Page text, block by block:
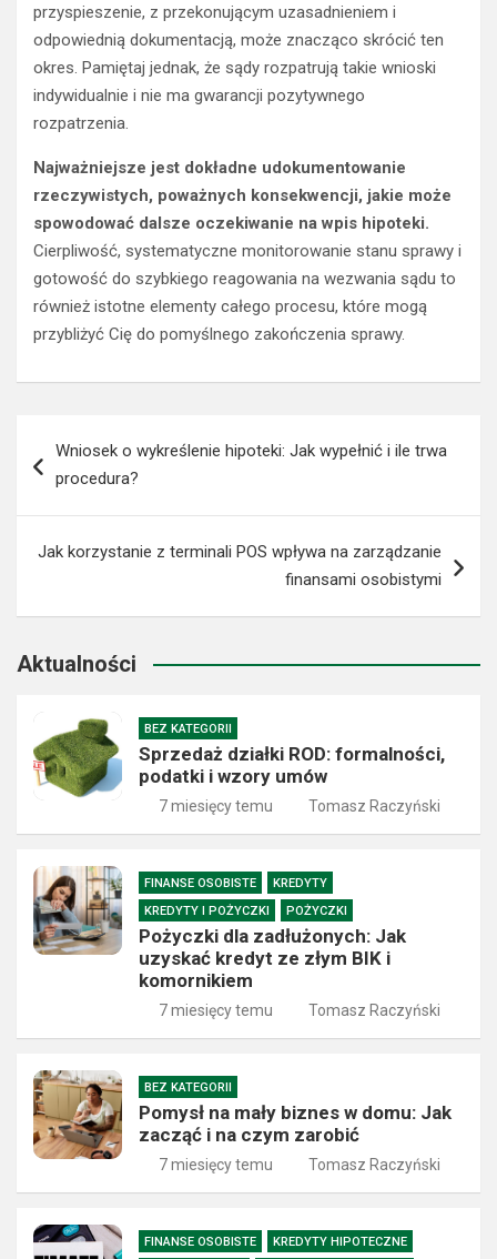
przyspieszenie, z przekonującym uzasadnieniem i
odpowiednią dokumentacją, może znacząco skrócić ten
okres. Pamiętaj jednak, że sądy rozpatrują takie wnioski
indywidualnie i nie ma gwarancji pozytywnego
rozpatrzenia.
Najważniejsze jest dokładne udokumentowanie
rzeczywistych, poważnych konsekwencji, jakie może
spowodować dalsze oczekiwanie na wpis hipoteki.
Cierpliwość, systematyczne monitorowanie stanu sprawy i
gotowość do szybkiego reagowania na wezwania sądu to
również istotne elementy całego procesu, które mogą
przybliżyć Cię do pomyślnego zakończenia sprawy.
wpisu
Wniosek o wykreślenie hipoteki: Jak wypełnić i ile trwa
procedura?
Jak korzystanie z terminali POS wpływa na zarządzanie
finansami osobistymi
Aktualności
BEZ KATEGORII
Sprzedaż działki ROD: formalności,
podatki i wzory umów
7 miesięcy temu Tomasz Raczyński
FINANSE OSOBISTE
KREDYTY
KREDYTY I POŻYCZKI
POŻYCZKI
Pożyczki dla zadłużonych: Jak
uzyskać kredyt ze złym BIK i
komornikiem
7 miesięcy temu Tomasz Raczyński
BEZ KATEGORII
Pomysł na mały biznes w domu: Jak
zacząć i na czym zarobić
7 miesięcy temu Tomasz Raczyński
FINANSE OSOBISTE
KREDYTY HIPOTECZNE